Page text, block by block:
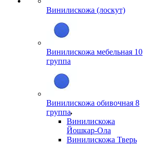
Винилискожа (лоскут)
Винилискожа мебельная 10
группа
Винилискожа обивочная 8
группа
Винилискожа
Йошкар-Ола
Винилискожа Тверь